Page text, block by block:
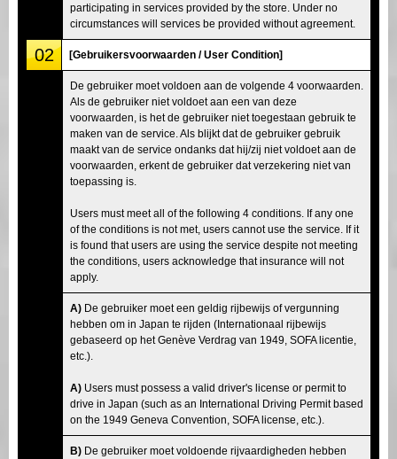
participating in services provided by the store. Under no
circumstances will services be provided without agreement.
02 [Gebruikersvoorwaarden / User Condition]
De gebruiker moet voldoen aan de volgende 4 voorwaarden.
Als de gebruiker niet voldoet aan een van deze
voorwaarden, is het de gebruiker niet toegestaan gebruik te
maken van de service. Als blijkt dat de gebruiker gebruik
maakt van de service ondanks dat hij/zij niet voldoet aan de
voorwaarden, erkent de gebruiker dat verzekering niet van
toepassing is.
Users must meet all of the following 4 conditions. If any one
of the conditions is not met, users cannot use the service. If it
is found that users are using the service despite not meeting
the conditions, users acknowledge that insurance will not
apply.
A) De gebruiker moet een geldig rijbewijs of vergunning
hebben om in Japan te rijden (Internationaal rijbewijs
gebaseerd op het Genève Verdrag van 1949, SOFA licentie,
etc.).
A) Users must possess a valid driver's license or permit to
drive in Japan (such as an International Driving Permit based
on the 1949 Geneva Convention, SOFA license, etc.).
B) De gebruiker moet voldoende rijvaardigheden hebben